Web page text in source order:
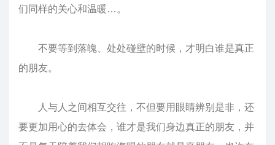
们同样的关心和温暖…。
不要等到落魄、处处碰壁的时候，才明白谁是真正
的朋友。
人与人之间相互交往，不但要用眼睛辨别是非，还
要更加用心的去体会，谁才是我们身边真正的朋友，并